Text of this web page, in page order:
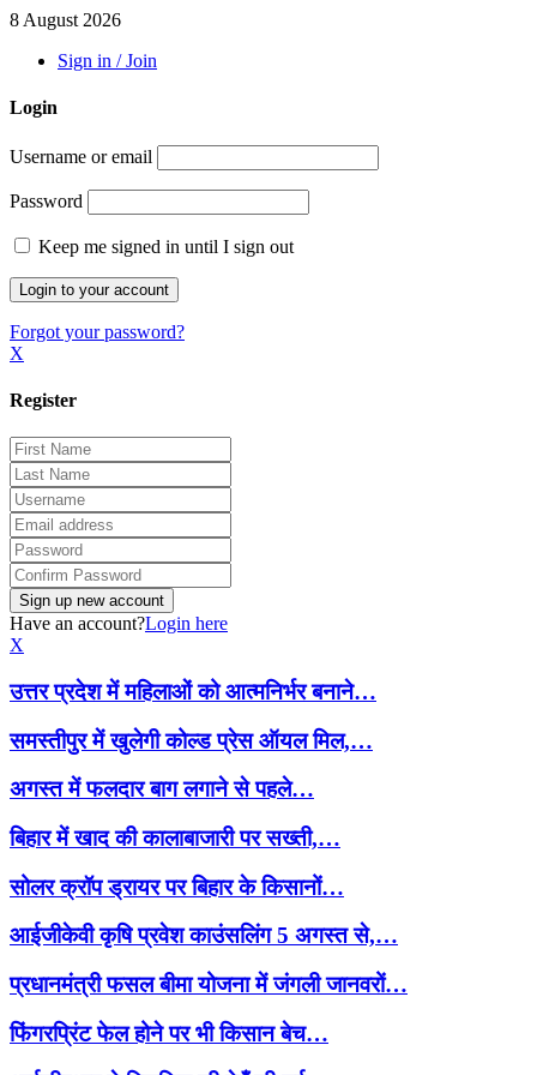
8 August 2026
Sign in / Join
Login
Username or email
Password
Keep me signed in until I sign out
Forgot your password?
X
Register
Have an account?Login here
X
उत्तर प्रदेश में महिलाओं को आत्मनिर्भर बनाने…
समस्तीपुर में खुलेगी कोल्ड प्रेस ऑयल मिल,…
अगस्त में फलदार बाग लगाने से पहले…
बिहार में खाद की कालाबाजारी पर सख्ती,…
सोलर क्रॉप ड्रायर पर बिहार के किसानों…
आईजीकेवी कृषि प्रवेश काउंसलिंग 5 अगस्त से,…
प्रधानमंत्री फसल बीमा योजना में जंगली जानवरों…
फिंगरप्रिंट फेल होने पर भी किसान बेच…